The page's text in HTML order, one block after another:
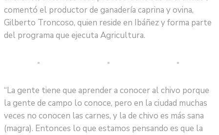
comentó el productor de ganadería caprina y ovina,
Gilberto Troncoso, quien reside en Ibáñez y forma parte
del programa que ejecuta Agricultura.
“La gente tiene que aprender a conocer al chivo porque
la gente de campo lo conoce, pero en la ciudad muchas
veces no conocen las carnes, y la de chivo es más sana
(magra). Entonces lo que estamos pensando es que la